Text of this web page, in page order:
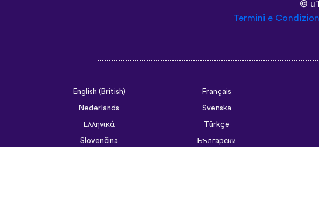
English (British) Français
Ελληνικά
Türkçe
Slovenčina
Български
ไทย
Tiếng Việt